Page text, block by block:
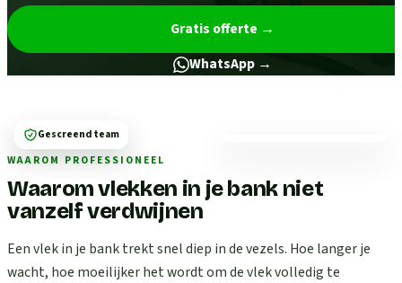
Gratis offerte →
WhatsApp →
WAAROM PROFESSIONEEL
Waarom vlekken in je bank niet
vanzelf verdwijnen
Een vlek in je bank trekt snel diep in de vezels. Hoe langer je
wacht, hoe moeilijker het wordt om de vlek volledig te
Gescreend team